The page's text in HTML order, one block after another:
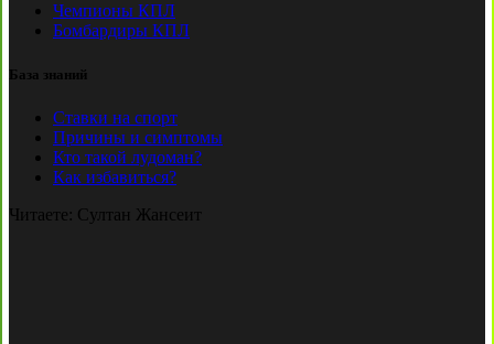
Чемпионы КПЛ
Бомбардиры КПЛ
База знаний
Ставки на спорт
Причины и симптомы
Кто такой лудоман?
Как избавиться?
Читаете: Султан Жансеит